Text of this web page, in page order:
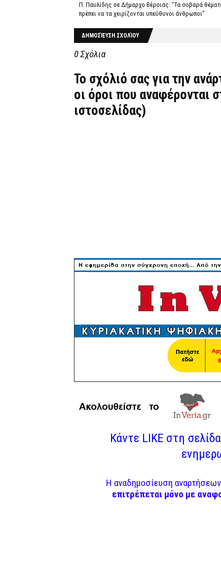
Π. Παυλίδης σε Δήμαρχο Βέροιας: "Τα σοβαρά
πρέπει να τα χειρίζονται υπεύθυνοι άνθρωποι"
ΔΗΜΟΣΊΕΥΣΗ ΣΧΟΛΊΟΥ
0 Σχόλια
Το σχόλιό σας για την
οι όροι που αναφέρονται
ιστοσελίδας)
Κάντε LIKE στη
Η αναδημοσίευση
επιτρέπεται μόνο με